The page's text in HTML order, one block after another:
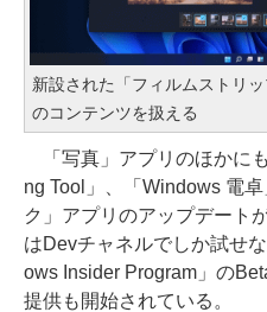
新設された「フィルムストリ
のコンテンツを扱える
「写真」アプリのほかに
ng Tool」、「Windows 電
ク」アプリのアップデート
はDevチャネルでしか試せ
ows Insider Program」の
提供も開始されている。